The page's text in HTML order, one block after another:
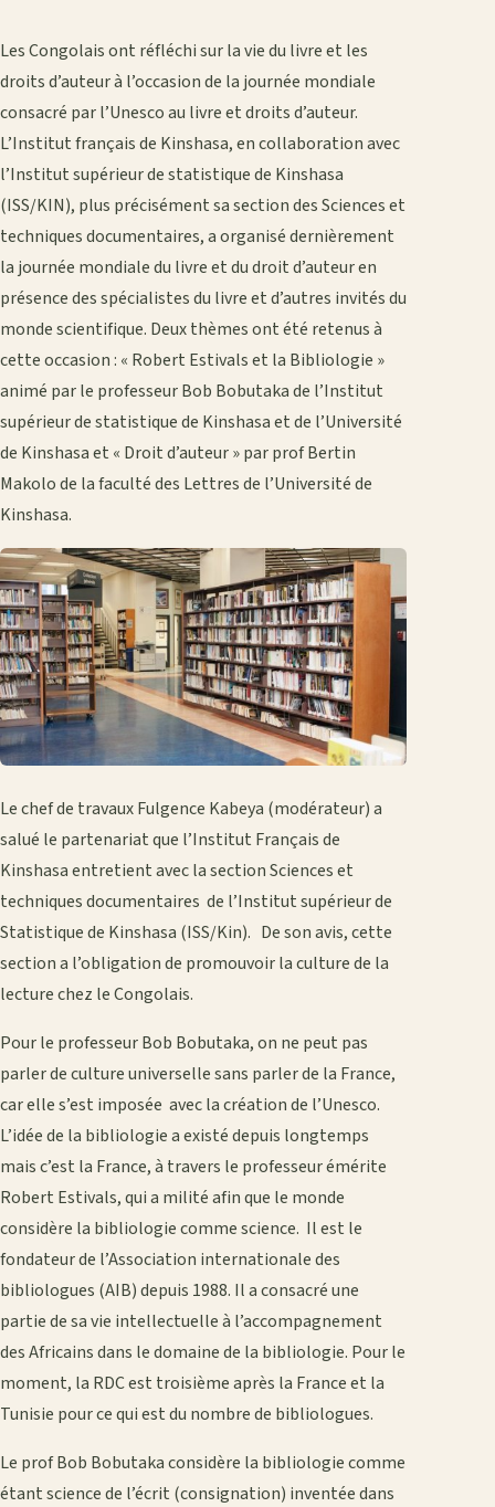
Les Congolais ont réfléchi sur la vie du livre et les
droits d’auteur à l’occasion de la journée mondiale
consacré par l’Unesco au livre et droits d’auteur.
L’Institut français de Kinshasa, en collaboration avec
l’Institut supérieur de statistique de Kinshasa
(ISS/KIN), plus précisément sa section des Sciences et
techniques documentaires, a organisé dernièrement
la journée mondiale du livre et du droit d’auteur en
présence des spécialistes du livre et d’autres invités du
monde scientifique. Deux thèmes ont été retenus à
cette occasion : « Robert Estivals et la Bibliologie »
animé par le professeur Bob Bobutaka de l’Institut
supérieur de statistique de Kinshasa et de l’Université
de Kinshasa et « Droit d’auteur » par prof Bertin
Makolo de la faculté des Lettres de l’Université de
Kinshasa.
Le chef de travaux Fulgence Kabeya (modérateur) a
salué le partenariat que l’Institut Français de
Kinshasa entretient avec la section Sciences et
techniques documentaires de l’Institut supérieur de
Statistique de Kinshasa (ISS/Kin). De son avis, cette
section a l’obligation de promouvoir la culture de la
lecture chez le Congolais.
Pour le professeur Bob Bobutaka, on ne peut pas
parler de culture universelle sans parler de la France,
car elle s’est imposée avec la création de l’Unesco.
L’idée de la bibliologie a existé depuis longtemps
mais c’est la France, à travers le professeur émérite
Robert Estivals, qui a milité afin que le monde
considère la bibliologie comme science. Il est le
fondateur de l’Association internationale des
bibliologues (AIB) depuis 1988. Il a consacré une
partie de sa vie intellectuelle à l’accompagnement
des Africains dans le domaine de la bibliologie. Pour le
moment, la RDC est troisième après la France et la
Tunisie pour ce qui est du nombre de bibliologues.
Le prof Bob Bobutaka considère la bibliologie comme
étant science de l’écrit (consignation) inventée dans